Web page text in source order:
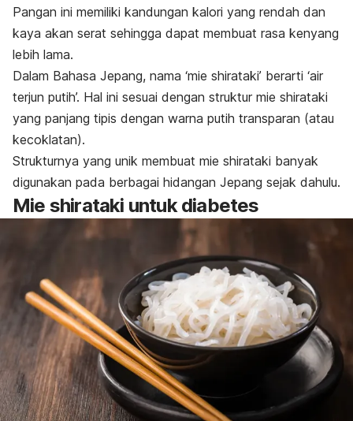
Pangan ini memiliki kandungan kalori yang rendah dan
kaya akan serat sehingga dapat membuat rasa kenyang
lebih lama.
Dalam Bahasa Jepang, nama ‘mie shirataki’ berarti ‘air
terjun putih’. Hal ini sesuai dengan struktur mie shirataki
yang panjang tipis dengan warna putih transparan (atau
kecoklatan).
Strukturnya yang unik membuat mie shirataki banyak
digunakan pada berbagai hidangan Jepang sejak dahulu.
Mie shirataki untuk diabetes